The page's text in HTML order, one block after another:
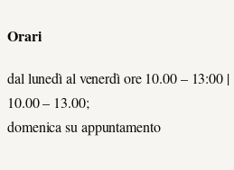
Orari
dal lunedì al venerdì ore 10.00 – 13:00
10.00 – 13.00;
domenica su appuntamento